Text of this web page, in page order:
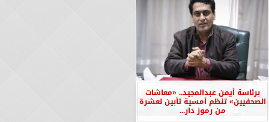
برئاسة أيمن عبدالمجيد.. «معاشات
الصحفيين» تنظم أمسية تأبين لعشرة
من رموز دار...